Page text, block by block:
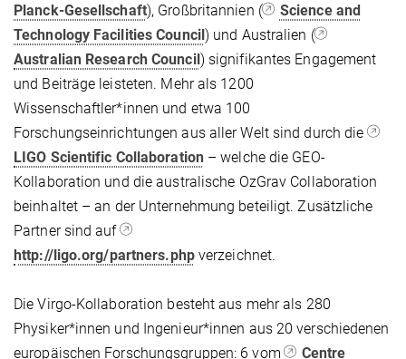
Planck-Gesellschaft), Großbritannien (
Science and
Technology Facilities Council) und Australien (
Australian Research Council) signifikantes Engagement
und Beiträge leisteten. Mehr als 1200
Wissenschaftler*innen und etwa 100
Forschungseinrichtungen aus aller Welt sind durch die
LIGO Scientific Collaboration– welche die GEO-
Kollaboration und die australische OzGrav Collaboration
beinhaltet – an der Unternehmung beteiligt. Zusätzliche
Partner sind auf
http://ligo.org/partners.phpverzeichnet.
Die Virgo-Kollaboration besteht aus mehr als 280
Physiker*innen und Ingenieur*innen aus 20 verschiedenen
europäischen Forschungsgruppen: 6 vom
Centre